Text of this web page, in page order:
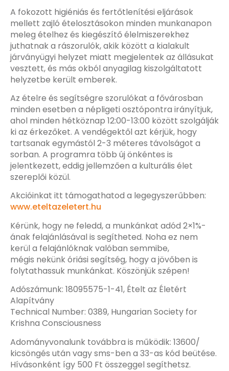
A fokozott higiéniás és fertőtlenítési eljárások
mellett zajló ételosztásokon minden munkanapon
meleg ételhez és kiegészítő élelmiszerekhez
juthatnak a rászorulók, akik között a kialakult
járványügyi helyzet miatt megjelentek az állásukat
vesztett, és más okból anyagilag kiszolgáltatott
helyzetbe került emberek.
Az ételre és segítségre szorulókat a fővárosban
minden esetben a népligeti osztópontra irányítjuk,
ahol minden hétköznap 12:00-13:00 között szolgálják
ki az érkezőket. A vendégektől azt kérjük, hogy
tartsanak egymástól 2-3 méteres távolságot a
sorban. A programra több új önkéntes is
jelentkezett, eddig jellemzően a kulturális élet
szereplői közül.
Akcióinkat itt támogathatod a legegyszerűbben:
www.eteltazeletert.hu
Kérünk, hogy ne feledd, a munkánkat adód 2×1%-
ának felajánlásával is segítheted. Noha ez nem
kerül a felajánlóknak valóban semmibe,
mégis nekünk óriási segítség, hogy a jövőben is
folytathassuk munkánkat. Köszönjük szépen!
Adószámunk: 18095575-1-41, Ételt az Életért
Alapítvány
Technical Number: 0389, Hungarian Society for
Krishna Consciousness
Adományvonalunk továbbra is működik: 13600/
kicsöngés után vagy sms-ben a 33-as kód beütése.
Hívásonként így 500 Ft összeggel segíthetsz.